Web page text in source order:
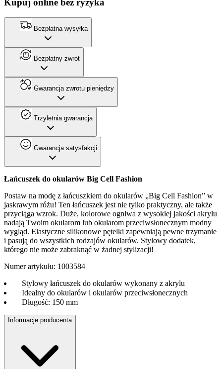
Kupuj online bez ryzyka
Bezpłatna wysyłka
Bezpłatny zwrot
Gwarancja zwrotu pieniędzy
Trzyletnia gwarancja
Gwarancja satysfakcji
Łańcuszek do okularów Big Cell Fashion
Postaw na modę z łańcuszkiem do okularów „Big Cell Fashion” w
jaskrawym różu! Ten łańcuszek jest nie tylko praktyczny, ale także
przyciąga wzrok. Duże, kolorowe ogniwa z wysokiej jakości akrylu
nadają Twoim okularom lub okularom przeciwsłonecznym modny
wygląd. Elastyczne silikonowe pętelki zapewniają pewne trzymanie
i pasują do wszystkich rodzajów okularów. Stylowy dodatek,
którego nie może zabraknąć w żadnej stylizacji!
Numer artykułu: 1003584
Stylowy łańcuszek do okularów wykonany z akrylu
Idealny do okularów i okularów przeciwsłonecznych
Długość: 150 mm
Informacje producenta